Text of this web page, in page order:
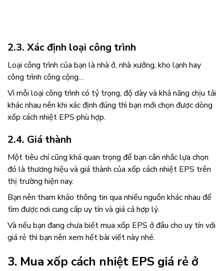
2.3. Xác định loại công trình
Loại công trình của bạn là nhà ở, nhà xưởng, kho lạnh hay
công trình công cộng…
Vì mỗi loại công trình có tỷ trọng, độ dày và khả năng chịu tải
khác nhau nên khi xác định đúng thì bạn mới chọn được dòng
xốp cách nhiệt EPS phù hợp.
2.4. Giá thành
Một tiêu chí cũng khá quan trọng để bạn cân nhắc lựa chọn
đó là thương hiệu và giá thành của xốp cách nhiệt EPS trên
thị trường hiện nay.
Bạn nên tham khảo thông tin qua nhiều nguồn khác nhau để
tìm được nơi cung cấp uy tín và giá cả hợp lý.
Và nếu bạn đang chưa biết mua xốp EPS ở đâu cho uy tín với
giá rẻ thì bạn nên xem hết bài viết này nhé.
3. Mua xốp cách nhiệt EPS giá rẻ ở